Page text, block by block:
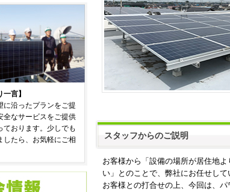
一言】
に沿ったプランをご提
全なサービスをご提供
ております。少しでも
したら、お気軽にご相
スタッフからのご説明
お客様から「設備の場所が居住地
い」とのことで、弊社にお任せし
お客様との打合せの上、今回は、